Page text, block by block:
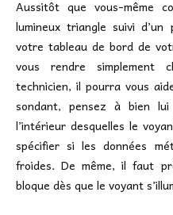
Aussitôt que vous-même
lumineux triangle suivi d’un
votre tableau de bord de
vous rendre simplement
technicien, il pourra vous
sondant, pensez à bien
l’intérieur desquelles le
spécifier si les données
froides. De même, il faut
bloque dès que le voyant